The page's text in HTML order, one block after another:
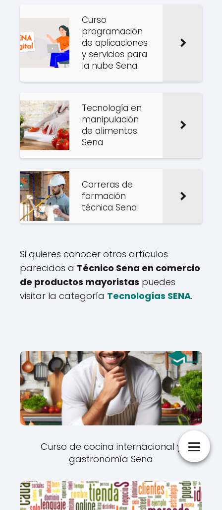
Curso
programación
de aplicaciones
y servicios para
la nube Sena
Tecnología en
manipulación
de alimentos
Sena
Carreras de
formación
técnica Sena
Si quieres conocer otros artículos
parecidos a Técnico Sena en comercio
de productos mayoristas puedes
visitar la categoría Tecnologías SENA.
Curso de cocina internacional y
gastronomía Sena